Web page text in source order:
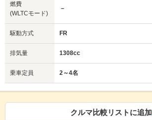
燃費
(WLTCモード)
－
駆動方式 FR
排気量 1308cc
乗車定員 2～4名
クルマ比較リストに追加